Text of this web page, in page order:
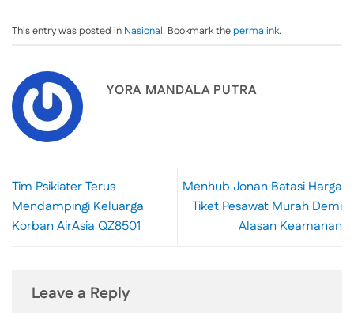
This entry was posted in Nasional. Bookmark thepermalink.
YORA MANDALA PUTRA
Tim Psikiater Terus
Mendampingi Keluarga
Korban AirAsia QZ8501
Menhub Jonan Batasi Harga
Tiket Pesawat Murah Demi
Alasan Keamanan
Leave a Reply